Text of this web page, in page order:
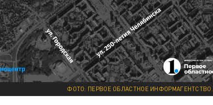
ФОТО: ПЕРВОЕ ОБЛАСТНОЕ ИНФОРМАГЕНТСТВО.